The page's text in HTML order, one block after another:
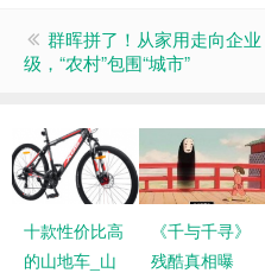
群晖拼了！从家用走向企业
级，“农村”包围“城市”
十款性价比高
的山地车_山
《千与千寻》
残酷真相曝